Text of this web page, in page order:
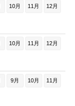
10月 11月 12月
10月 11月 12月
9月 10月 11月